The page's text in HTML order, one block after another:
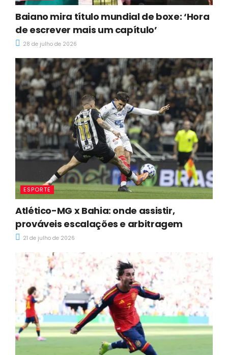
Baiano mira título mundial de boxe: ‘Hora
de escrever mais um capítulo’
28 de julho de 2026
ESPORTE
Atlético-MG x Bahia: onde assistir,
prováveis escalações e arbitragem
21 de julho de 2026